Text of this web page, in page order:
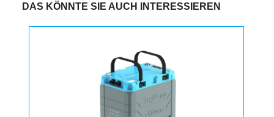
DAS KÖNNTE SIE AUCH INTERESSIEREN